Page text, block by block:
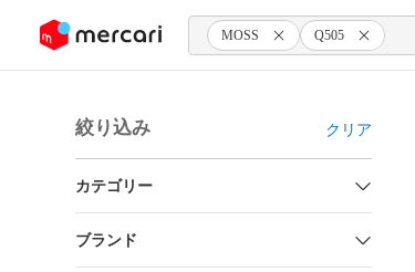
ツにスキップ MOSS Q505
絞り込み クリア
カテゴリー
ブランド